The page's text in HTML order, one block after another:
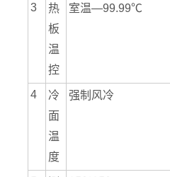
3
热
板
温
控
室温—99.99℃
4
冷
面
温
度
强制风冷